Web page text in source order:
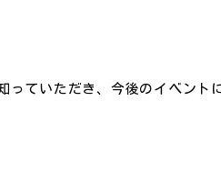
ていただき、今後のイベント